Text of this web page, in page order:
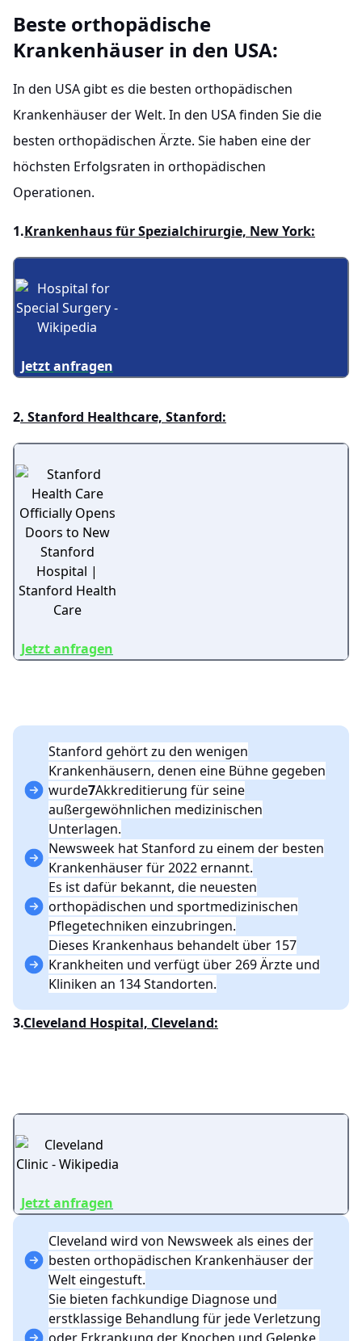
Beste orthopädische
Krankenhäuser in den USA:
In den USA gibt es die besten orthopädischen
Krankenhäuser der Welt. In den USA finden Sie die
besten orthopädischen Ärzte. Sie haben eine der
höchsten Erfolgsraten in orthopädischen
Operationen.
1.Krankenhaus für Spezialchirurgie, New York:
Jetzt anfragen
2. Stanford Healthcare, Stanford:
Jetzt anfragen
Stanford gehört zu den wenigen
Krankenhäusern, denen eine Bühne gegeben
wurde7Akkreditierung für seine
außergewöhnlichen medizinischen
Unterlagen.
Newsweek hat Stanford zu einem der besten
Krankenhäuser für 2022 ernannt.
Es ist dafür bekannt, die neuesten
orthopädischen und sportmedizinischen
Pflegetechniken einzubringen.
Dieses Krankenhaus behandelt über 157
Krankheiten und verfügt über 269 Ärzte und
Kliniken an 134 Standorten.
3.Cleveland Hospital, Cleveland:
Jetzt anfragen
Cleveland wird von Newsweek als eines der
besten orthopädischen Krankenhäuser der
Welt eingestuft.
Sie bieten fachkundige Diagnose und
erstklassige Behandlung für jede Verletzung